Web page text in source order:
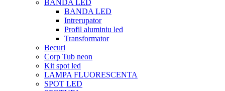
BANDA LED
BANDA LED
Intrerupator
Profil aluminiu led
Transformator
Becuri
Corp Tub neon
Kit spot led
LAMPA FLUORESCENTA
SPOT LED